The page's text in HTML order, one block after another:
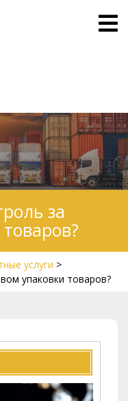
за
услуги >
упаковки товаров?